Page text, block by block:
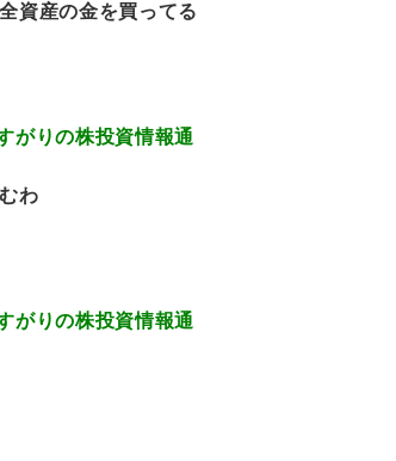
資産の金を買ってる
がりの株投資情報通
わ
がりの株投資情報通